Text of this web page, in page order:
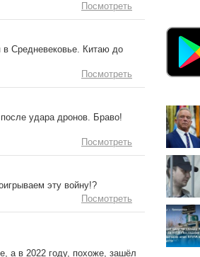
Посмотреть
Средневековье. Китаю до
Посмотреть
удара дронов. Браво!
Посмотреть
эту войну!?
Посмотреть
а в 2022 году, похоже, зашёл